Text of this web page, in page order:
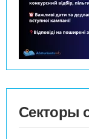
Секторы